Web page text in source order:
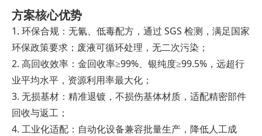
方案核心优势
1. 环保合规：无氰、低毒配方，通过 SGS 检测，满足国家
环保政策要求；废液可循环处理，无二次污染；
2. 高回收效率：金回收率≥99%、银纯度≥99.5%，远超行
业平均水平，资源利用率最大化；
3. 无损基材：精准退镀，不损伤基体材质，适配精密部件
回收与返工；
4. 工业化适配：自动化设备兼容批量生产，降低人工成